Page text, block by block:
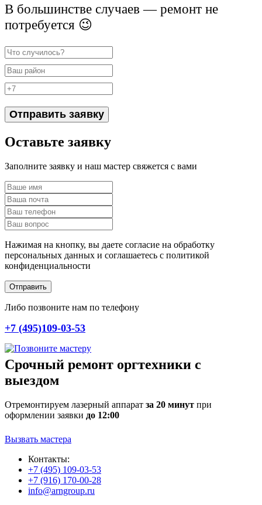
В большинстве случаев — ремонт не
потребуется 😉
Отправить заявку
Оставьте заявку
Заполните заявку и наш мастер свяжется с вами
Нажимая на кнопку, вы даете согласие на обработку
персональных данных и соглашаетесь c политикой
конфиденциальности
Отправить
Либо позвоните нам по телефону
+7 (495)109-03-53
Срочный ремонт оргтехники с
выездом
Отремонтируем лазерный аппарат за 20 минут при
оформлении заявки до 12:00
Вызвать мастера
Контакты:
+7 (495) 109-03-53
+7 (916) 170-00-28
info@arngroup.ru